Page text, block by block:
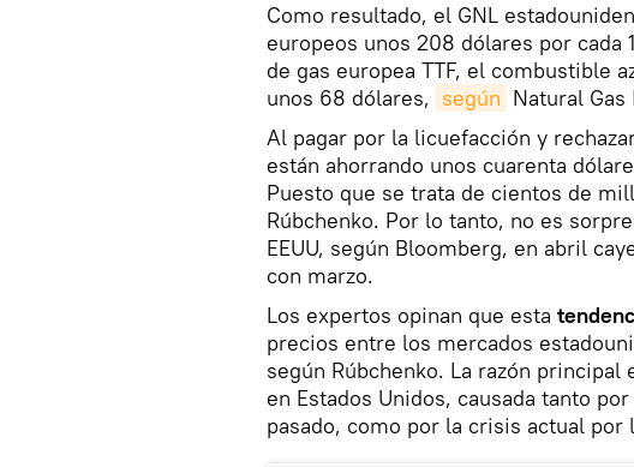
Como resultado, el GNL
europeos unos 208 dólares por
de gas europea TTF, el combustible
unos 68 dólares, según Natural Gas
Al pagar por la licuefacción y
están ahorrando unos cuarenta
Puesto que se trata de cientos de
Rúbchenko. Por lo tanto, no es
EEUU, según Bloomberg, en abril
con marzo.
Los expertos opinan que esta
precios entre los mercados
según Rúbchenko. La razón
en Estados Unidos, causada tanto
pasado, como por la crisis actual por